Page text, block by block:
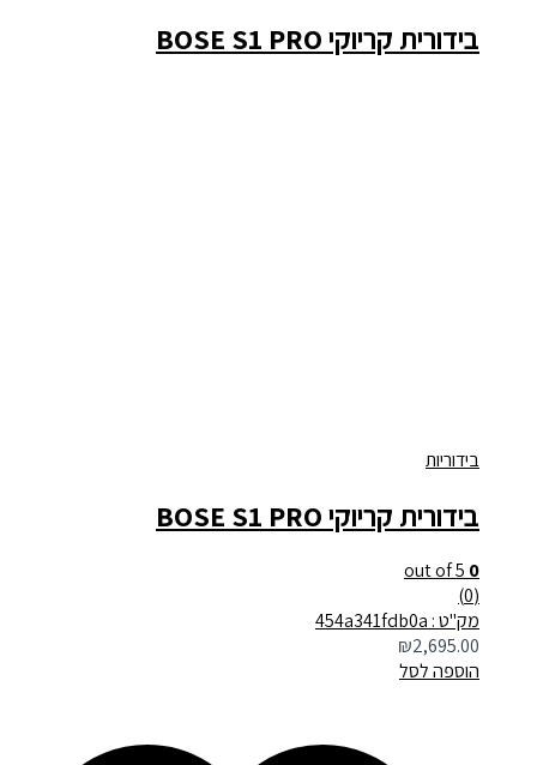
בידורית קריוקי BOSE S1 PRO
בידוריות
בידורית קריוקי BOSE S1 PRO
0
out of 5
מק"ט : 454a341fdb0a
₪2,695.00
הוספה לסל